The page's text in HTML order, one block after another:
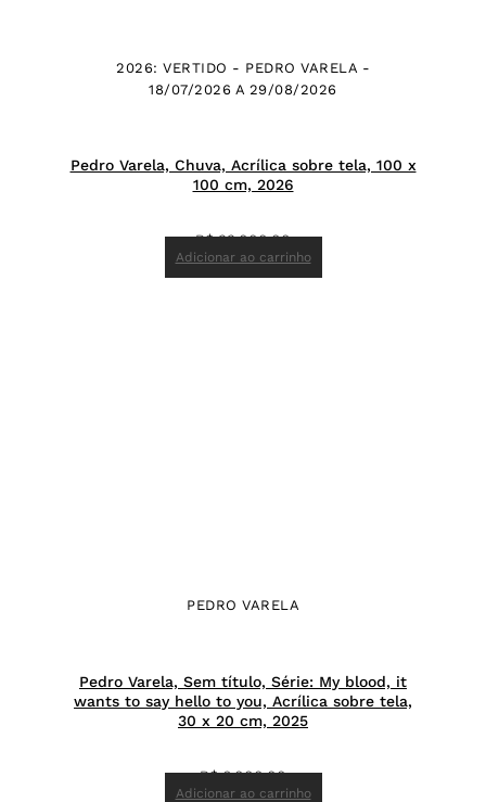
2026: VERTIDO - PEDRO VARELA -
18/07/2026 A 29/08/2026
Pedro Varela, Chuva, Acrílica sobre tela, 100 x
100 cm, 2026
R$33.000,00
Adicionar ao carrinho
PEDRO VARELA
Pedro Varela, Sem título, Série: My blood, it
wants to say hello to you, Acrílica sobre tela,
30 x 20 cm, 2025
R$6.000,00
Adicionar ao carrinho